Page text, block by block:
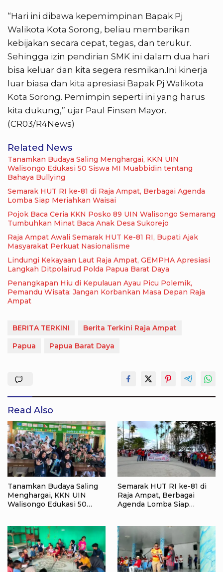
“Hari ini dibawa kepemimpinan Bapak Pj
Walikota Kota Sorong, beliau memberikan
kebijakan secara cepat, tegas, dan terukur.
Sehingga izin pendirian SMK ini dalam dua hari
bisa keluar dan kita segera resmikan.Ini kinerja
luar biasa dan kita apresiasi Bapak Pj Walikota
Kota Sorong. Pemimpin seperti ini yang harus
kita dukung,” ujar Paul Finsen Mayor.
(CR03/R4News)
Related News
Tanamkan Budaya Saling Menghargai, KKN UIN
Walisongo Edukasi 50 Siswa MI Muabbidin tentang
Bahaya Bullying
Semarak HUT RI ke-81 di Raja Ampat, Berbagai Agenda
Lomba Siap Meriahkan Waisai
Pojok Baca Ceria KKN Posko 89 UIN Walisongo Semarang
Tumbuhkan Minat Baca Anak Desa Sukorejo
Raja Ampat Awali Semarak HUT Ke-81 RI, Bupati Ajak
Masyarakat Perkuat Nasionalisme
Lindungi Kekayaan Laut Raja Ampat, GEMPHA Apresiasi
Langkah Ditpolairud Polda Papua Barat Daya
Penangkapan Hiu di Kepulauan Ayau Picu Polemik,
Pemandu Wisata: Jangan Korbankan Masa Depan Raja
Ampat
BERITA TERKINI
Berita Terkini Raja Ampat
Papua
Papua Barat Daya
Read Also
Tanamkan Budaya Saling
Menghargai, KKN UIN
Walisongo Edukasi 50
Semarak HUT RI ke-81 di
Raja Ampat, Berbagai
Agenda Lomba Siap